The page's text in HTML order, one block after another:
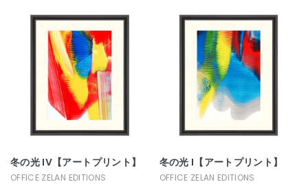
冬の光 IV【アートプリント】
OFFICE ZELAN EDITIONS
冬の光 I【アートプリント】
OFFICE ZELAN EDITIONS